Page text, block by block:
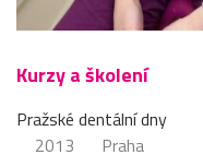
Kurzy a školení
Pražské dentální dny
2013
Praha